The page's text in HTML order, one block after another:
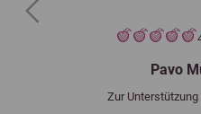
Pavo
Zur
Previous